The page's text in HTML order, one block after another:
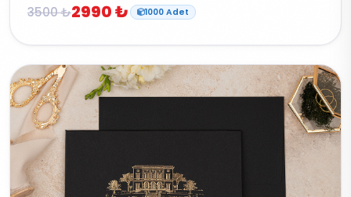
3500 ₺2990 ₺ 1000 Adet